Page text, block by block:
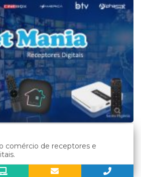
comércio de receptores e